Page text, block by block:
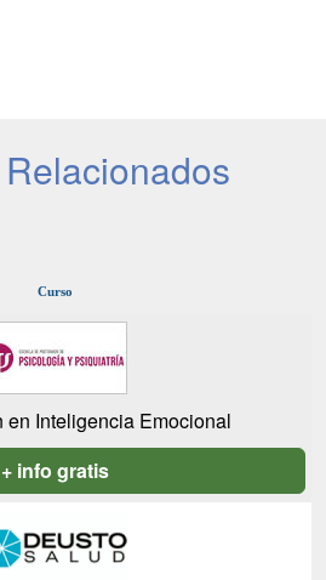
Curso
Inteligencia Emocional
+ info gratis